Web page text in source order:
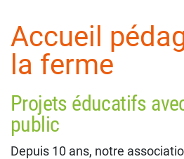
Accueil
la ferme
Projets éducatifs
public
Depuis 10 ans, notre